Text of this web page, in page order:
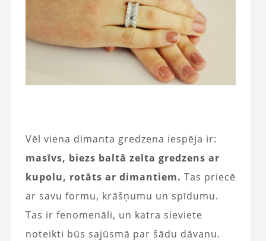
Vēl viena dimanta gredzena iespēja ir:
masīvs, biezs baltā zelta gredzens ar
kupolu, rotāts ar dimantiem. Tas priecē
ar savu formu, krāšņumu un spīdumu.
Tas ir fenomenāli, un katra sieviete
noteikti būs sajūsmā par šādu dāvanu.